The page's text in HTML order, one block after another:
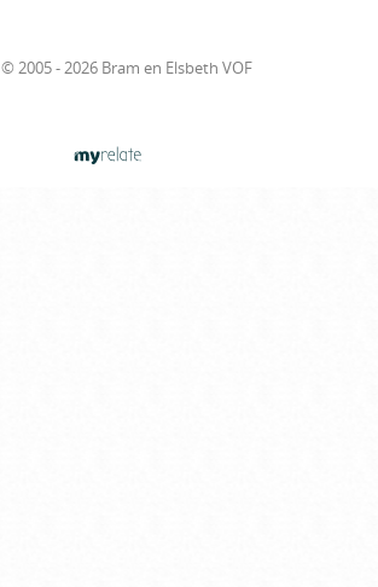
© 2005 - 2026 Bram en Elsbeth VOF